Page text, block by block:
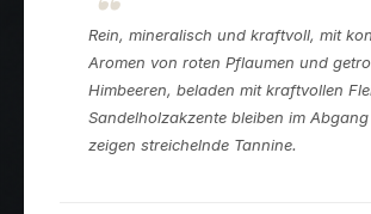
Rein, mineralisch und kraftvoll, mit
Aromen von roten Pflaumen und
Himbeeren, beladen mit kraftvollen
Sandelholzakzente bleiben im
zeigen streichelnde Tannine.